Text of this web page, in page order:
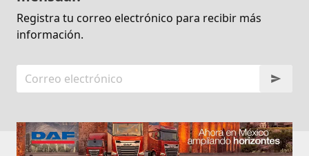
Registra tu correo electrónico para recibir más
información.